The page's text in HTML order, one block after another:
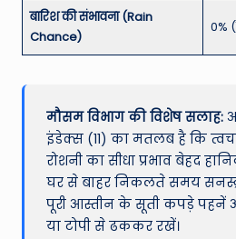
बारिश की संभावना (Rain
Chance)
0%
मौसम विभाग की विशेष सलाह:
इंडेक्स (11) का मतलब है कि
रोशनी का सीधा प्रभाव बेहद
घर से बाहर निकलते समय
पूरी आस्तीन के सूती कपड़े पहनें
या टोपी से ढककर रखें।